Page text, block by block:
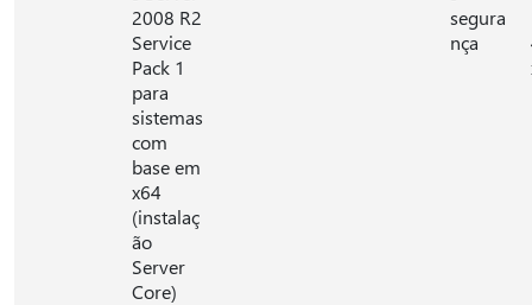
2008 R2
Service
Pack 1
para
sistemas
com
base em
x64
(instalaç
ão
Server
Core)
segura
nça